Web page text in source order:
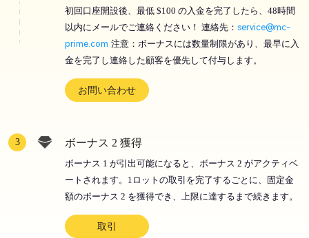
初回口座開設後、最低 $100 の入金を完了したら、48時間
以内にメールでご連絡ください！ 連絡先： service@mc-
prime.com 注意：ボーナスには数量制限があり、最早に入
金を完了し連絡した顧客を優先して付与します。
お問い合わせ
3 ボーナス 2 獲得
ボーナス 1 が引出可能になると、ボーナス 2 がアクティベ
ートされます。1ロットの取引を完了するごとに、固定金
額のボーナス 2 を獲得でき、上限に達するまで続きます。
取引